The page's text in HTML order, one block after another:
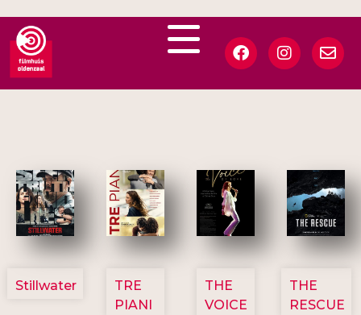
3123
Stillwater
3129
TRE
PIANI
3135
THE
VOICE
3148
THE
RESCUE